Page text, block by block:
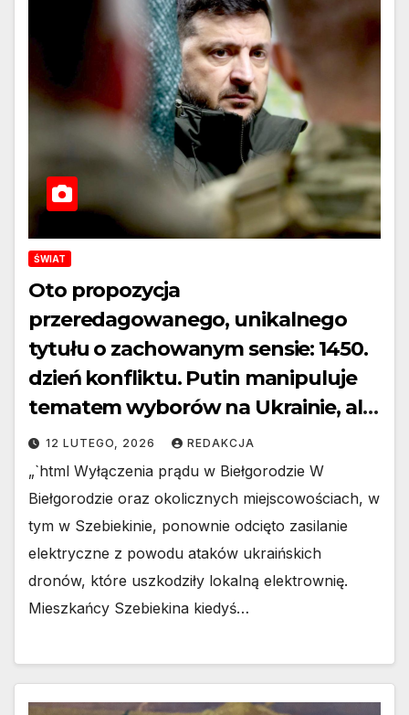
ŚWIAT
Oto propozycja
przeredagowanego, unikalnego
tytułu o zachowanym sensie: 1450.
dzień konfliktu. Putin manipuluje
tematem wyborów na Ukrainie, ale
Zełenski przejrzał jego grę i trafnie
ocenia sytuację
12 LUTEGO, 2026 REDAKCJA
„`html Wyłączenia prądu w Biełgorodzie W
Biełgorodzie oraz okolicznych miejscowościach, w
tym w Szebiekinie, ponownie odcięto zasilanie
elektryczne z powodu ataków ukraińskich
dronów, które uszkodziły lokalną elektrownię.
Mieszkańcy Szebiekina kiedyś…